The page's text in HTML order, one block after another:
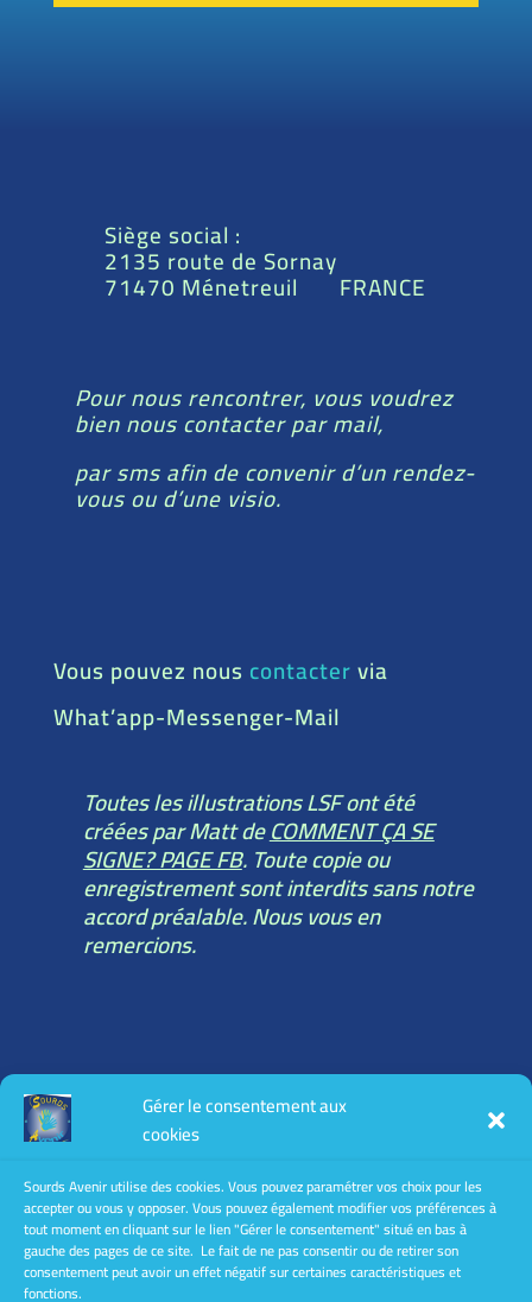
Gérer le consentement aux
cookies
Sourds Avenir utilise des cookies. Vous pouvez paramétrer vos choix pour les
accepter ou vous y opposer. Vous pouvez également modifier vos préférences à
tout moment en cliquant sur le lien "Gérer le consentement" situé en bas à
gauche des pages de ce site. Le fait de ne pas consentir ou de retirer son
consentement peut avoir un effet négatif sur certaines caractéristiques et
fonctions.
Siège social :
2135 route de Sornay
71470 Ménetreuil FRANCE
Pour nous rencontrer, vous voudrez
bien nous contacter par mail,
par sms afin de convenir d’un rendez-
vous ou d’une visio.
Vous pouvez nous contactervia
What’app-Messenger-Mail
Toutes les illustrations LSF ont été
créées par Matt deCOMMENT ÇA SE
SIGNE? PAGE FB. Toute copie ou
enregistrement sont interdits sans notre
accord préalable. Nous vous en
remercions.
Toutes les informations légales :
mentions légales
conditions générales de vente
Politique de confidentialité